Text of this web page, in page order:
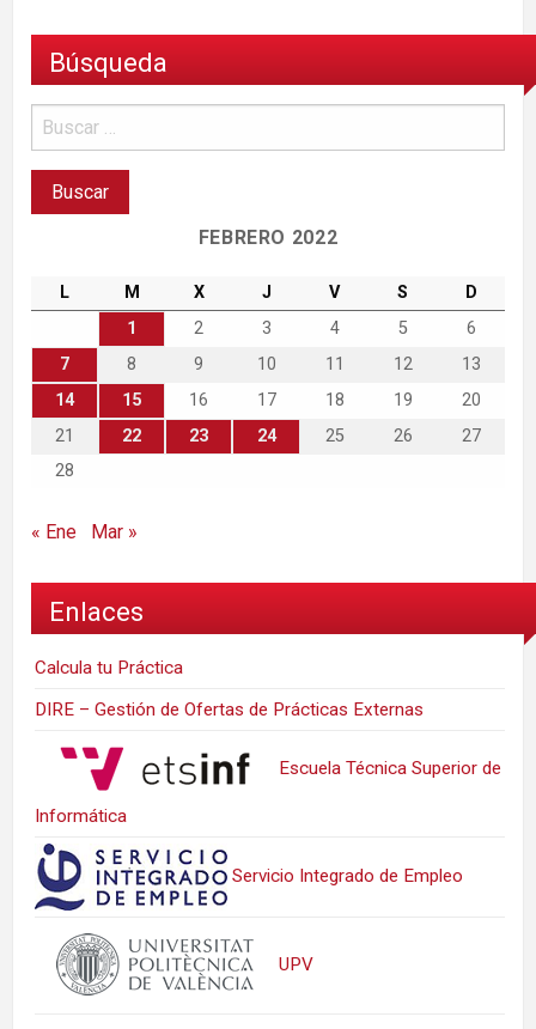
Búsqueda
FEBRERO 2022
L M X J V S
D
1
2 3 4 5
6
7
8 9 10 11 12
13
14
15 16 17 18 19
20
21
22 23 24 25 26
27
28
« Ene Mar »
Enlaces
Calcula tu Práctica
DIRE – Gestión de Ofertas de Prácticas Externas
Escuela Técnica Superior de
Informática
Servicio Integrado de Empleo
UPV